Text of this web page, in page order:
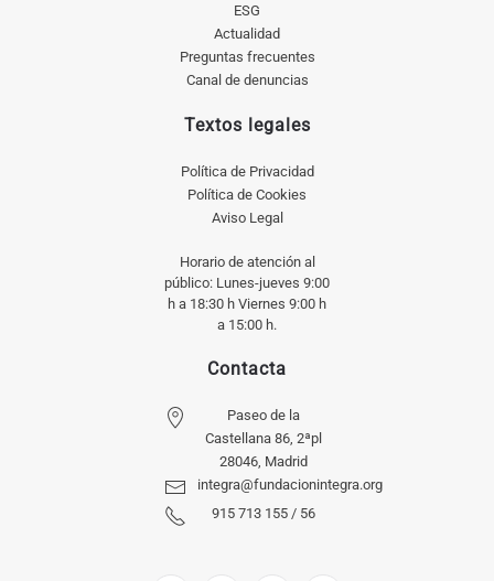
ESG
Actualidad
Preguntas frecuentes
Canal de denuncias
Textos legales
Política de Privacidad
Política de Cookies
Aviso Legal
Horario de atención al
público: Lunes-jueves 9:00
h a 18:30 h Viernes 9:00 h
a 15:00 h.
Contacta
Paseo de la
Castellana 86, 2ªpl
28046, Madrid
integra@fundacionintegra.org
915 713 155 / 56